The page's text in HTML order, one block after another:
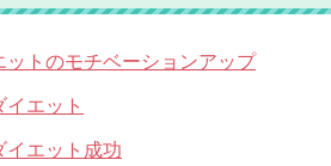
ットのモチベーションアップ
エット
イエット成功